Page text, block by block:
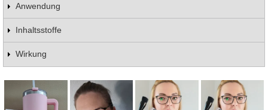
Anwendung
Inhaltsstoffe
Wirkung